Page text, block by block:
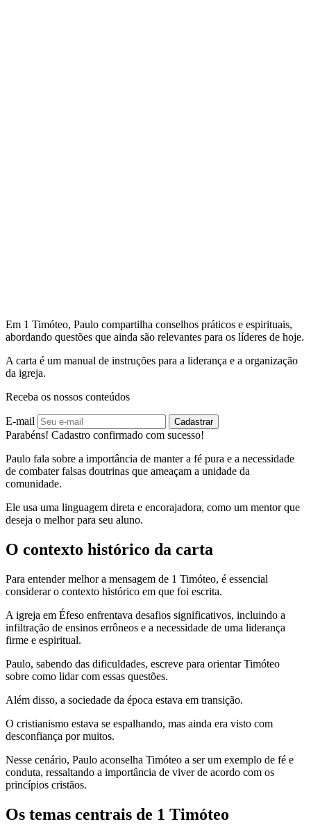
Em 1 Timóteo, Paulo compartilha conselhos práticos e espirituais,
abordando questões que ainda são relevantes para os líderes de hoje.
A carta é um manual de instruções para a liderança e a organização
da igreja.
Receba os nossos conteúdos
E-mail Cadastrar
Parabéns! Cadastro confirmado com sucesso!
Paulo fala sobre a importância de manter a fé pura e a necessidade
de combater falsas doutrinas que ameaçam a unidade da
comunidade.
Ele usa uma linguagem direta e encorajadora, como um mentor que
deseja o melhor para seu aluno.
O contexto histórico da carta
Para entender melhor a mensagem de 1 Timóteo, é essencial
considerar o contexto histórico em que foi escrita.
A igreja em Éfeso enfrentava desafios significativos, incluindo a
infiltração de ensinos errôneos e a necessidade de uma liderança
firme e espiritual.
Paulo, sabendo das dificuldades, escreve para orientar Timóteo
sobre como lidar com essas questões.
Além disso, a sociedade da época estava em transição.
O cristianismo estava se espalhando, mas ainda era visto com
desconfiança por muitos.
Nesse cenário, Paulo aconselha Timóteo a ser um exemplo de fé e
conduta, ressaltando a importância de viver de acordo com os
princípios cristãos.
Os temas centrais de 1 Timóteo